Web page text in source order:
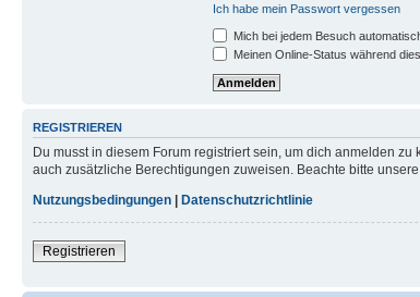
Ich habe mein Passwort vergessen
Mich bei jedem Besuch
Meinen Online-Status während
REGISTRIEREN
Du musst in diesem Forum registriert sein, um dich anmelden
auch zusätzliche Berechtigungen zuweisen. Beachte bitte
Nutzungsbedingungen
Datenschutzrichtlinie
Registrieren